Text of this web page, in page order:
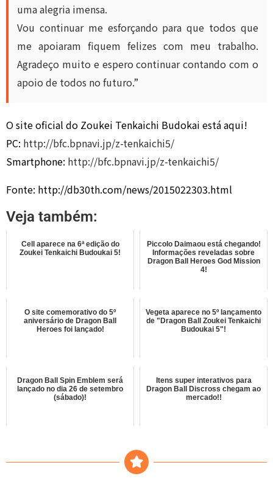
uma alegria imensa.
Vou continuar me esforçando para que todos que
me apoiaram fiquem felizes com meu trabalho.
Agradeço muito e espero continuar contando com o
apoio de todos no futuro.”
O site oficial do Zoukei Tenkaichi Budokai está aqui!
PC: http://bfc.bpnavi.jp/z-tenkaichi5/
Smartphone: http://bfc.bpnavi.jp/z-tenkaichi5/
Fonte: http://db30th.com/news/2015022303.html
Veja também:
Cell aparece na 6ª edição do
Zoukei Tenkaichi Budoukai 5!
Piccolo Daimaou está chegando!
Informações reveladas sobre
Dragon Ball Heroes God Mission
4!
O site comemorativo do 5º
aniversário de Dragon Ball
Heroes foi lançado!
Vegeta aparece no 5º lançamento
de "Dragon Ball Zoukei Tenkaichi
Budoukai 5"!
Dragon Ball Spin Emblem será
lançado no dia 26 de setembro
(sábado)!
Itens super interativos para
Dragon Ball Discross chegam ao
mercado!!